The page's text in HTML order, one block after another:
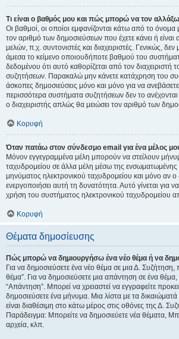
Τι είναι ο βαθμός μου και πώς μπορώ να τον
Οι βαθμοί, οι οποίοι εμφανίζονται κάτω από το
τον αριθμό των δημοσιεύσεων που έχετε κάνει ή είναι
μελών, π.χ. συντονιστές και διαχειριστές. Γενικώς, δεν
άμεσα το κείμενο οποιουδήποτε βαθμού του
δεδομένου ότι αυτό καθορίζεται από τον διαχειριστή
συζητήσεων. Παρακαλώ μην κάνετε κατάχρηση του
άσκοπες δημοσιεύσεις μόνο και μόνο για να
περισσότερα συστήματα συζητήσεων δεν το
ο διαχειριστής απλώς θα μειώσει τον αριθμό των
Κορυφή
Όταν πατάω στον σύνδεσμο email για ένα μέλος
Μόνον εγγεγραμμένα μέλη μπορούν να στείλουν
ταχυδρομείου σε άλλα μέλη μέσω της
μηνύματος ηλεκτρονικού ταχυδρομείου και μόνο αν ο
ενεργοποιήσει αυτή τη δυνατότητα. Αυτό γίνεται για
χρήση του συστήματος ηλεκτρονικού ταχυδρομείου
Κορυφή
Θέματα δημοσίευσης
Πώς μπορώ να δημιουργήσω ένα νέο θέμα ή να
Για να δημοσιεύσετε ένα νέο θέμα σε μια Δ.
θέμα”. Για να δημοσιεύσετε μια απάντηση σε ένα
“Απάντηση”. Μπορεί να χρειαστεί να εγγραφείτε
δημοσιεύσετε ένα μήνυμα. Μια λίστα με τα
είναι διαθέσιμη στο κάτω μέρος στις οθόνες της Δ.
Παράδειγμα: Μπορείτε να δημοσιεύετε νέα θέματα,
αρχεία, κλπ.